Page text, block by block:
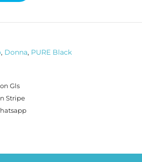
, Donna, PURE Black
Gls
Stripe